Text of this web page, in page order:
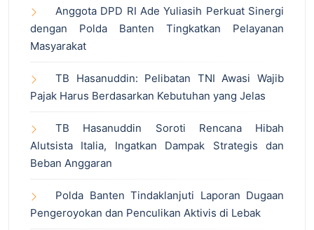
Anggota DPD RI Ade Yuliasih Perkuat Sinergi
dengan Polda Banten Tingkatkan Pelayanan
Masyarakat
TB Hasanuddin: Pelibatan TNI Awasi Wajib
Pajak Harus Berdasarkan Kebutuhan yang Jelas
TB Hasanuddin Soroti Rencana Hibah
Alutsista Italia, Ingatkan Dampak Strategis dan
Beban Anggaran
Polda Banten Tindaklanjuti Laporan Dugaan
Pengeroyokan dan Penculikan Aktivis di Lebak